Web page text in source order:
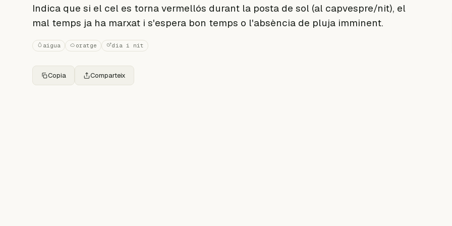
Indica que si el cel es torna vermellós durant la posta de sol (al capvespre/nit), el
mal temps ja ha marxat i s'espera bon temps o l'absència de pluja imminent.
aigua oratge dia i nit
Copia Comparteix